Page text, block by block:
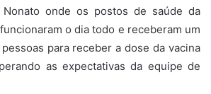
Nonato onde os postos de saúde da
o dia todo e receberam um
para receber a dose da vacina
as expectativas da equipe de